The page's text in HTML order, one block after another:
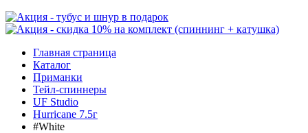
Главная страница
Каталог
Приманки
Тейл-спиннеры
UF Studio
Hurricane 7.5г
#White